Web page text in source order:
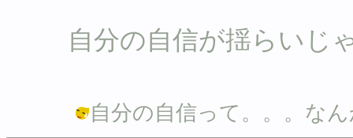
自分の自信が揺らいじ
自分の自信って。。。なん